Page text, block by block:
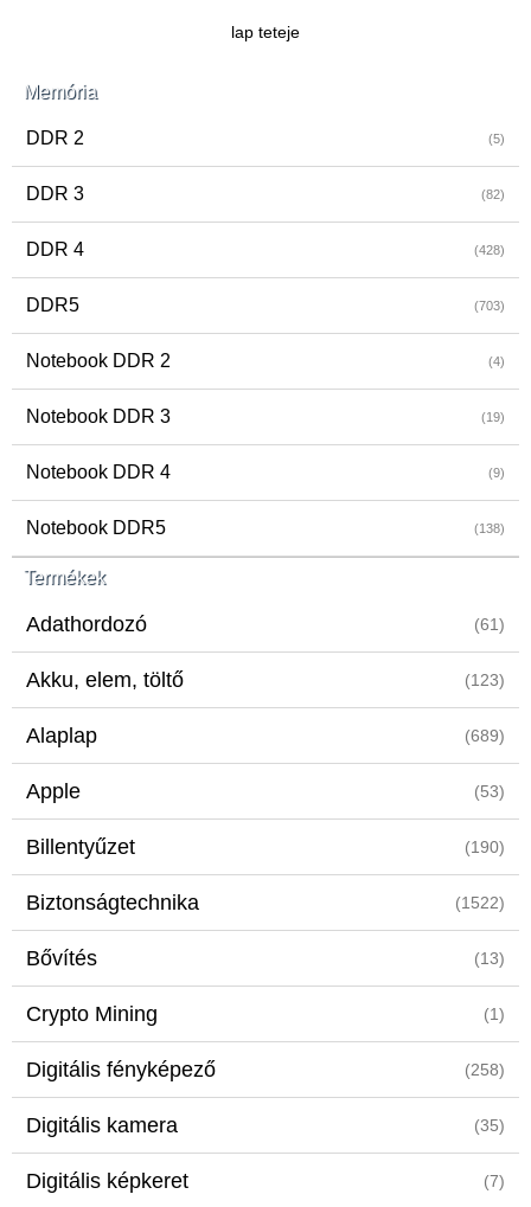
Memória
DDR 2 (5)
DDR 3 (82)
DDR 4 (428)
DDR5 (703)
Notebook DDR 2 (4)
Notebook DDR 3 (19)
Notebook DDR 4 (9)
Notebook DDR5 (138)
Termékek
Adathordozó (61)
Akku, elem, töltő (123)
Alaplap (689)
Apple (53)
Billentyűzet (190)
Biztonságtechnika (1522)
Bővítés (13)
Crypto Mining (1)
Digitális fényképező (258)
Digitális kamera (35)
Digitális képkeret (7)
lap teteje